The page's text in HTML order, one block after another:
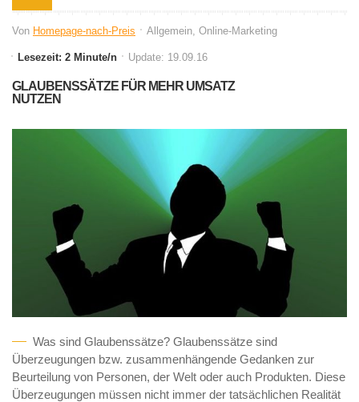
Von Homepage-nach-Preis Allgemein Online-Marketing
Lesezeit: 2 Minute/n Update: 19.09.16
GLAUBENSSÄTZE FÜR MEHR UMSATZ
NUTZEN
Was sind Glaubenssätze? Glaubenssätze sind
Überzeugungen bzw. zusammenhängende Gedanken zur
Beurteilung von Personen, der Welt oder auch Produkten. Diese
Überzeugungen müssen nicht immer der tatsächlichen Realität